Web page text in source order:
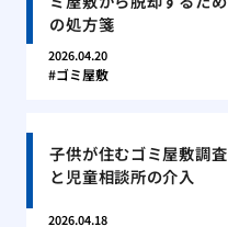
の処方箋
2026.04.20
ゴミ屋敷
子供が住むゴミ屋敷調査
と児童相談所の介入
2026.04.18